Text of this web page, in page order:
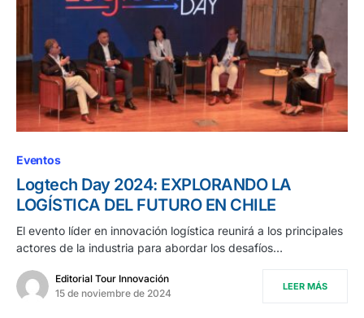
Eventos
Logtech Day 2024: EXPLORANDO LA
LOGÍSTICA DEL FUTURO EN CHILE
El evento líder en innovación logística reunirá a los principales
actores de la industria para abordar los desafíos…
Editorial Tour Innovación
15 de noviembre de 2024
LEER MÁS